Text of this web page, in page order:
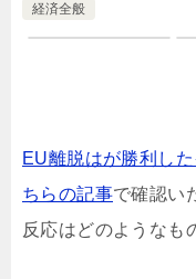
経済全般
EU離脱はが勝利し
ちらの記事で確認い
反応はどのようなも